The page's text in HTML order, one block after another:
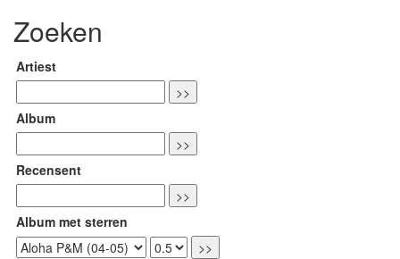
Zoeken
Artiest
Album
Recensent
Album met sterren